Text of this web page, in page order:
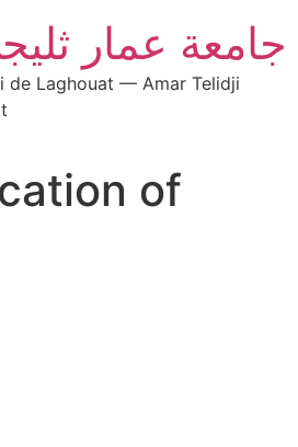
جامعة عمار
de Laghouat — Amar Telidji
of